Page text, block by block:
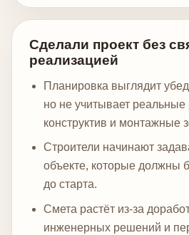
Сделали проект без
реализацией
Планировка выглядит
но не учитывает
конструктив и монтажные
Строители начинают
объекте, которые должны
до старта.
Смета растёт из-за
инженерных решений и